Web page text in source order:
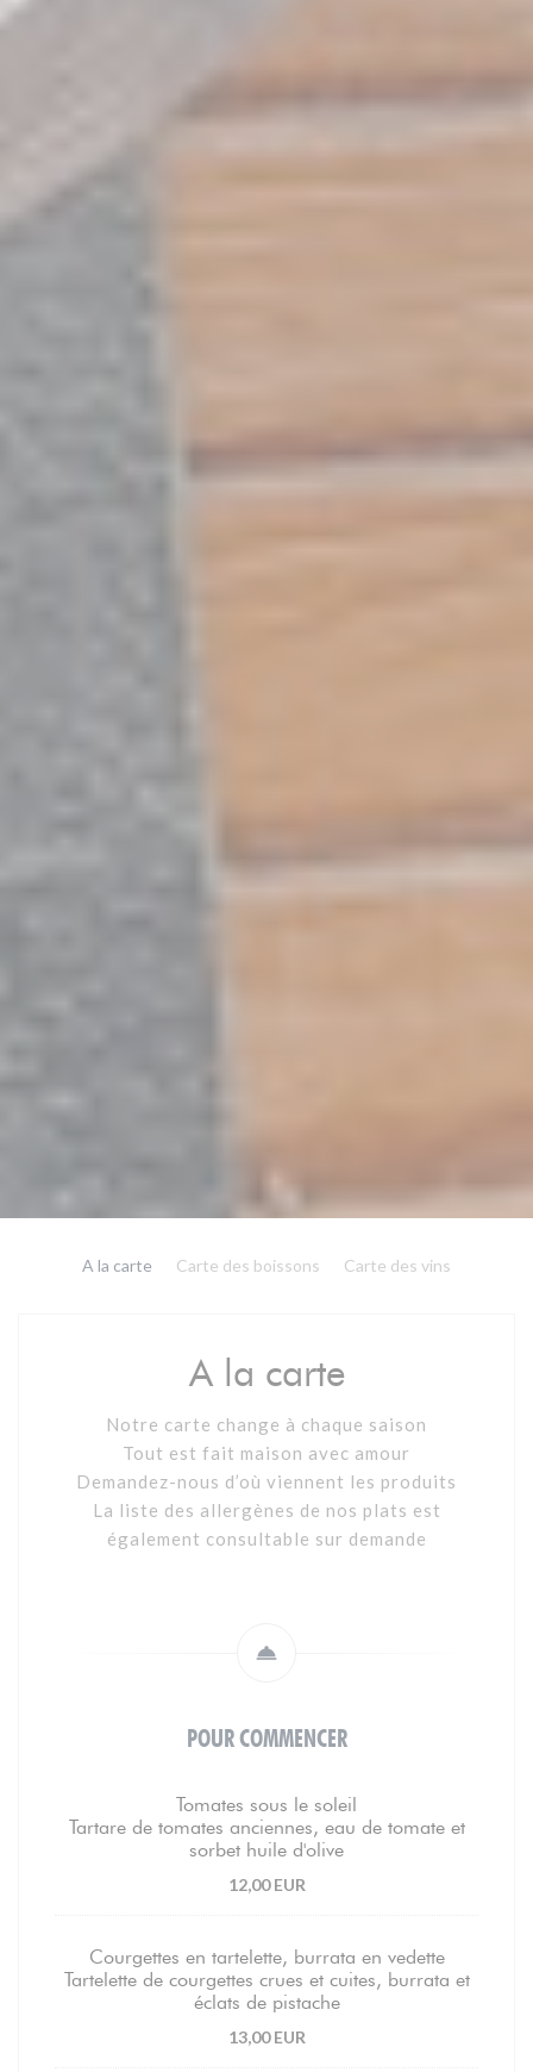
A la carte Carte des boissons Carte des vins
A la carte
Notre carte change à chaque saison
Tout est fait maison avec amour
Demandez-nous d’où viennent les produits
La liste des allergènes de nos plats est
également consultable sur demande
POUR COMMENCER
Tomates sous le soleil
Tartare de tomates anciennes, eau de tomate et
sorbet huile d'olive
12,00 EUR
Courgettes en tartelette, burrata en vedette
Tartelette de courgettes crues et cuites, burrata et
éclats de pistache
13,00 EUR